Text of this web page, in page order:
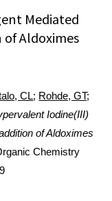
Mediated
Aldoximes
CL; Rohde, GT;
Iodine(III)
of Aldoximes
Chemistry